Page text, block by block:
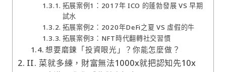
拓展案例1：2017年 ICO 的蓬勃發展 VS 早期
試水
拓展案例2：2020年DeFi之夏 VS 虛假的牛
拓展案例3：NFT時代翻轉社交習慣
想要磨鍊「投資眼光」？你能怎麼做？
II. 菜就多練，財富無法1000x就把認知先10x